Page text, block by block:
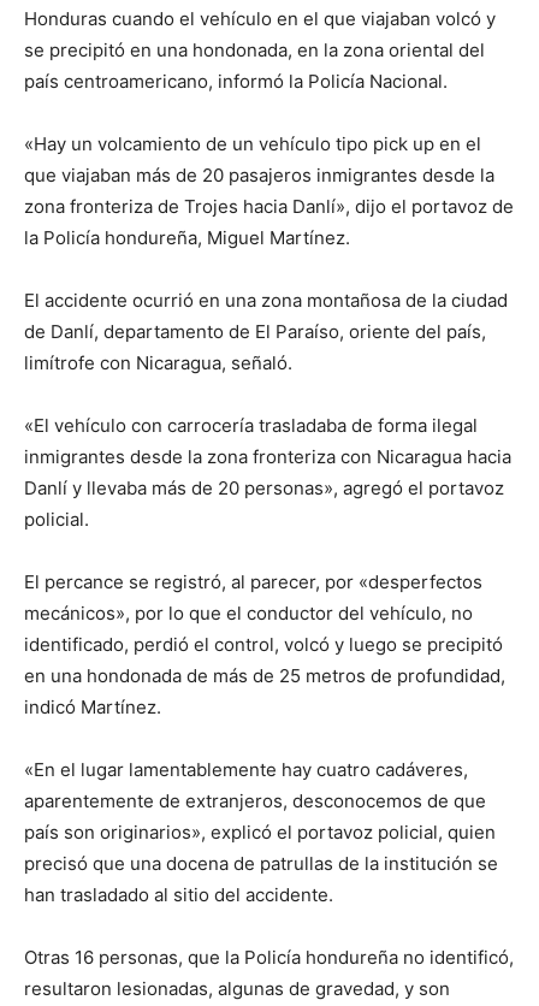
Honduras cuando el vehículo en el que viajaban volcó y
se precipitó en una hondonada, en la zona oriental del
país centroamericano, informó la Policía Nacional.
«Hay un volcamiento de un vehículo tipo pick up en el
que viajaban más de 20 pasajeros inmigrantes desde la
zona fronteriza de Trojes hacia Danlí», dijo el portavoz de
la Policía hondureña, Miguel Martínez.
El accidente ocurrió en una zona montañosa de la ciudad
de Danlí, departamento de El Paraíso, oriente del país,
limítrofe con Nicaragua, señaló.
«El vehículo con carrocería trasladaba de forma ilegal
inmigrantes desde la zona fronteriza con Nicaragua hacia
Danlí y llevaba más de 20 personas», agregó el portavoz
policial.
El percance se registró, al parecer, por «desperfectos
mecánicos», por lo que el conductor del vehículo, no
identificado, perdió el control, volcó y luego se precipitó
en una hondonada de más de 25 metros de profundidad,
indicó Martínez.
«En el lugar lamentablemente hay cuatro cadáveres,
aparentemente de extranjeros, desconocemos de que
país son originarios», explicó el portavoz policial, quien
precisó que una docena de patrullas de la institución se
han trasladado al sitio del accidente.
Otras 16 personas, que la Policía hondureña no identificó,
resultaron lesionadas, algunas de gravedad, y son